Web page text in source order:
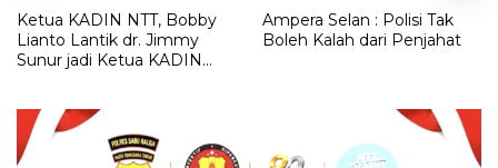
Ketua KADIN NTT, Bobby
Lianto Lantik dr. Jimmy
Sunur jadi Ketua KADIN
Ampera Selan : Polisi Tak
Boleh Kalah dari Penjahat